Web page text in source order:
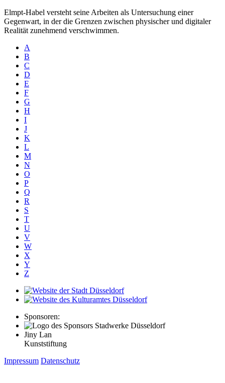
Elmpt-Habel versteht seine Arbeiten als Untersuchung einer
Gegenwart, in der die Grenzen zwischen physischer und digitaler
Realität zunehmend verschwimmen.
A
B
C
D
E
F
G
H
I
J
K
L
M
N
O
P
Q
R
S
T
U
V
W
X
Y
Z
Sponsoren:
Jiny Lan
Kunststiftung
Impressum Datenschutz